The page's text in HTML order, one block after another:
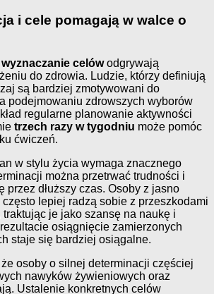
i cele pomagają w walce o
wyznaczanie celówodgrywają
do zdrowia. Ludzie, którzy definiują
są bardziej zmotywowani do
podejmowaniu zdrowszych wyborów
regularne planowanie aktywności
trzech razy w tygodniu może pomóc
ćwiczeń.
w stylu życia wymaga znacznego
można przetrwać trudności i
przez dłuższy czas. Osoby z jasno
lepiej radzą sobie z przeszkodami
je jako szansę na naukę i
osiągnięcie zamierzonych
staje się bardziej osiągalne.
osoby o silnej determinacji częściej
nawyków żywieniowych oraz
Ustalenie konkretnych celów